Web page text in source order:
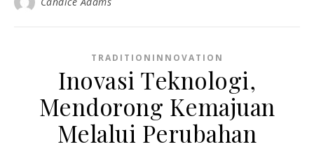
TRADITIONINNOVATION
Inovasi Teknologi,
Mendorong Kemajuan
Melalui Perubahan